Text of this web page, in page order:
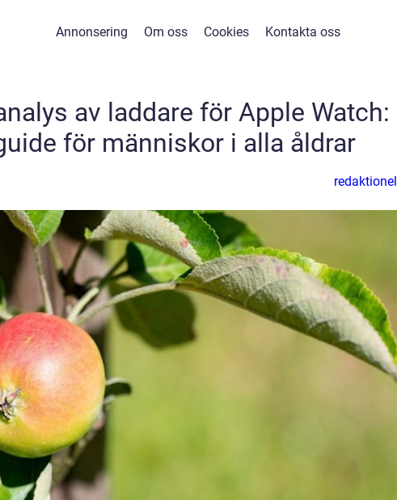
Annonsering Om oss Cookies Kontakta oss
av laddare för Apple Watch:
för människor i alla åldrar
redaktionel